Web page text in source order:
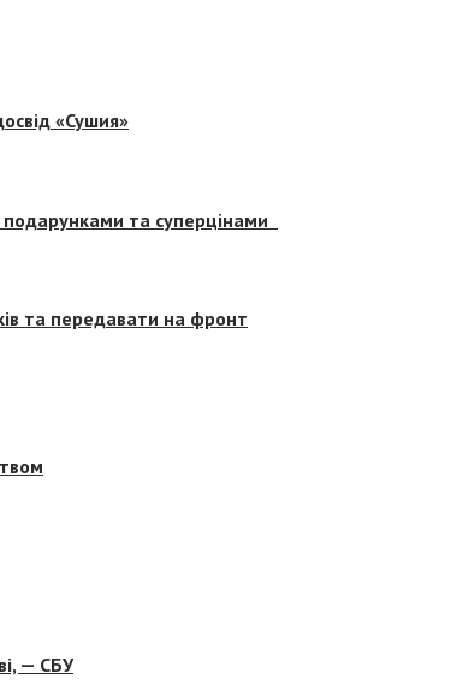
«Сушия»
та суперцінами
та передавати на фронт
— СБУ